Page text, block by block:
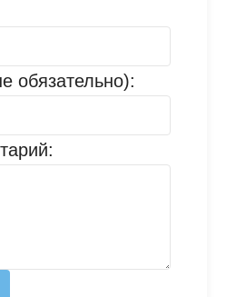
обязательно):